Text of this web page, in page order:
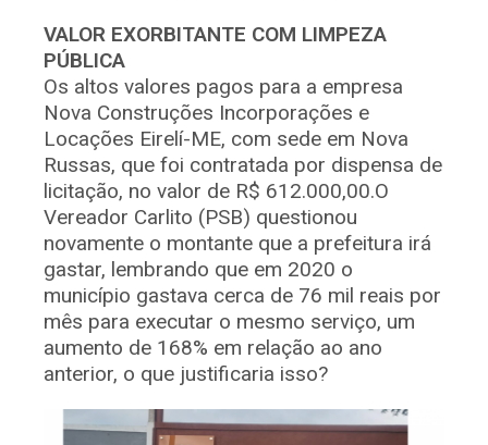
VALOR EXORBITANTE COM LIMPEZA
PÚBLICA
Os altos valores pagos para a empresa
Nova Construções Incorporações e
Locações Eirelí-ME, com sede em Nova
Russas, que foi contratada por dispensa de
licitação, no valor de R$ 612.000,00.O
Vereador Carlito (PSB) questionou
novamente o montante que a prefeitura irá
gastar, lembrando que em 2020 o
município gastava cerca de 76 mil reais por
mês para executar o mesmo serviço, um
aumento de 168% em relação ao ano
anterior, o que justificaria isso?